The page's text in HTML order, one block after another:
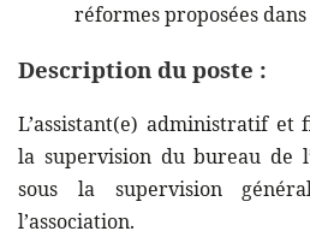
réformes proposées
Description du poste :
L’assistant(e) administratif et
la supervision du bureau de
sous la supervision
l’association.